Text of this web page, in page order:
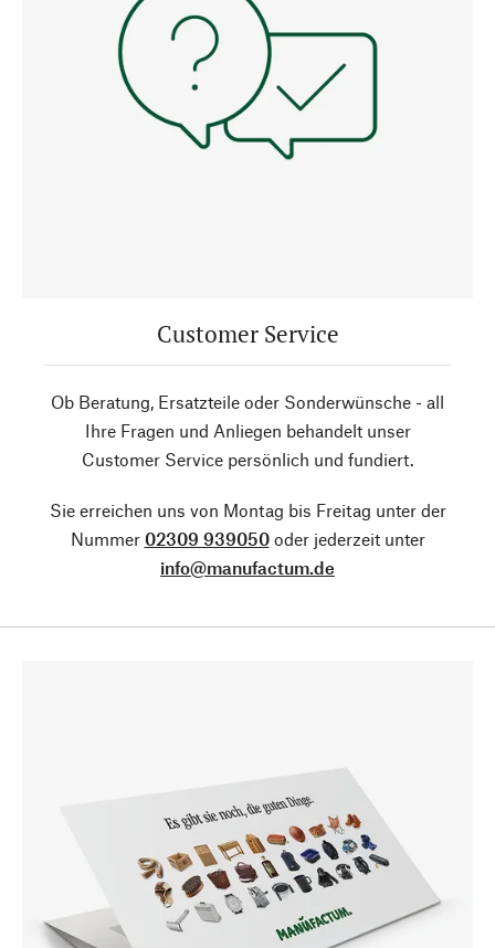
Customer Service
Ob Beratung, Ersatzteile oder Sonderwünsche - all
Ihre Fragen und Anliegen behandelt unser
Customer Service persönlich und fundiert.
Sie erreichen uns von Montag bis Freitag unter der
Nummer 02309 939050oder jederzeit unter
info@manufactum.de